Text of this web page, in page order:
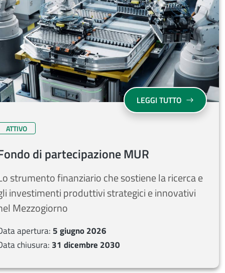
LEGGI TUTTO SU
ATTIVO
di partecipazione MUR
strumento finanziario che sostiene la ricerca e
investimenti produttivi strategici e innovativi
Mezzogiorno
apertura: 5 giugno 2026
chiusura: 31 dicembre 2030